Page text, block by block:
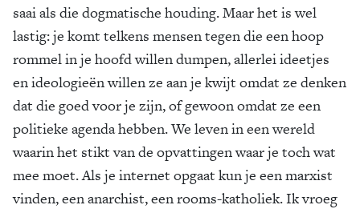
saai als die dogmatische houding. Maar het is wel
lastig: je komt telkens mensen tegen die een hoop
rommel in je hoofd willen dumpen, allerlei ideetjes
en ideologieën willen ze aan je kwijt omdat ze denken
dat die goed voor je zijn, of gewoon omdat ze een
politieke agenda hebben. We leven in een wereld
waarin het stikt van de opvattingen waar je toch wat
mee moet. Als je internet opgaat kun je een marxist
vinden, een anarchist, een rooms-katholiek. Ik vroeg